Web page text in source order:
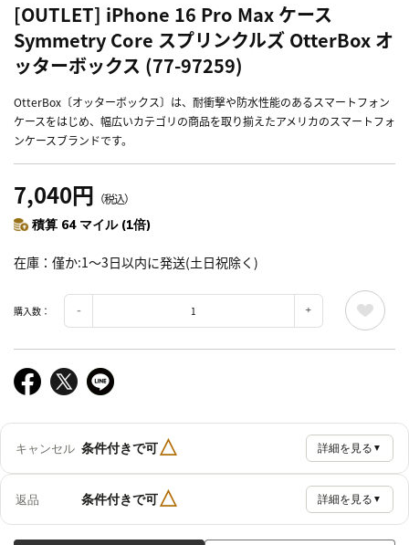
[OUTLET] iPhone 16 Pro Max ケース
Symmetry Core スプリンクルズ OtterBox オ
ッターボックス (77-97259)
OtterBox〔オッターボックス〕は、耐衝撃や防水性能のあるスマートフォン
ケースをはじめ、幅広いカテゴリの商品を取り揃えたアメリカのスマートフォ
ンケースブランドです。
7,040円 （税込）
積算 64 マイル (1倍)
在庫 僅か:1～3日以内に発送(土日祝除く)
購入数：
キャンセル 条件付きで可△ 詳細を見る ▼
返品 条件付きで可△ 詳細を見る ▼